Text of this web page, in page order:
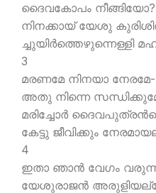
ദൈവകോപം നീങ്ങിയോ?
നിനക്കായ് യേശു
ച്ചുയിര്‍ത്തെഴുന്നെള്ളി
3
മരണമേ നിനയാ നേരമേ-
അതു നിന്നെ
മരിച്ചോര്‍
കേട്ടു ജീവിക്കും
4
ഇതാ ഞാന്‍ വേഗം
യേശുരാജന്‍